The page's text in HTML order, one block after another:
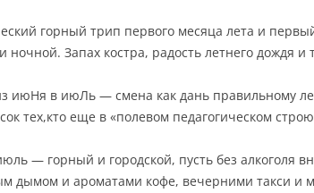
горный трип первого месяца лета и
ночной. Запах костра, радость летнего дождя и
июНя в июЛь — смена как дань правильному
тех,кто еще в «полевом педагогическом
— горный и городской, пусть без алкоголя
дымом и ароматами кофе, вечерними такси и